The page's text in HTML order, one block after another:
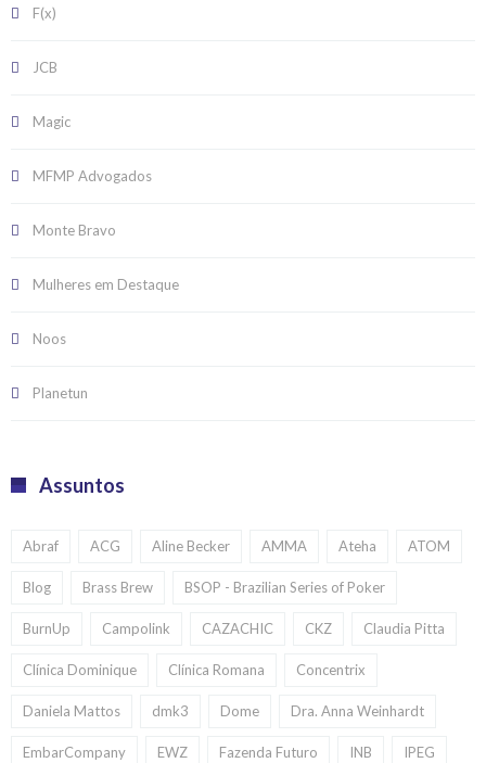
F(x)
JCB
Magic
MFMP Advogados
Monte Bravo
Mulheres em Destaque
Noos
Planetun
Assuntos
Abraf ACG Aline Becker AMMA Ateha ATOM
Blog Brass Brew BSOP - Brazilian Series of Poker
BurnUp Campolink CAZACHIC CKZ Claudia Pitta
Clínica Dominique Clínica Romana Concentrix
Daniela Mattos dmk3 Dome Dra. Anna Weinhardt
EmbarCompany EWZ Fazenda Futuro INB IPEG